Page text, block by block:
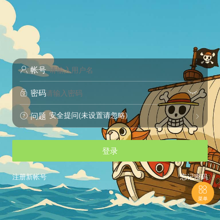
 帐号
 密码 
 问题 
安全提问(未设置请忽略)
登录
忘记密码
注册新帐号

菜单